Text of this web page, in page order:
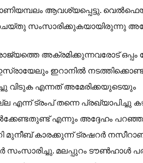
ആവശ്യപ്പെട്ടു. വെൽഫെയർ
ചെയ്തു സംസാരിക്കുകയായിരുന്നു
അക്രമിക്കുന്നവരോട്
ഇറാനിൽ
വിടുക എന്നത് അമേരിക്കയുടെയും
എന്ന് ട്രംപ് തന്നെ
എന്നും അദ്ദേഹം
മുനീബ് കാരക്കുന്ന് ട്രഷറർ
മലപ്പുറം ടൗൺഹാൾ